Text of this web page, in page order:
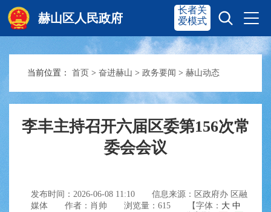
赫山区人民政府
赫山首页 奋进赫山
政务要闻 多彩资湘
长者关
爱模式
当前位置： 首页 > 奋进赫山 > 政务要闻 > 赫山动态
李丰主持召开六届区委第156次常
委会会议
发布时间：2026-06-08 11:10
信息来源：区政府办 区融
媒体
作者：肖帅 浏览量： 615 【字体： 大 中